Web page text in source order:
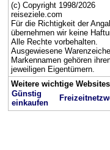
(c) Copyright 1998/2026
reiseziele.com
Für die Richtigkeit der
übernehmen wir keine
Alle Rechte vorbehalten.
Ausgewiesene
Markennamen gehören
jeweiligen Eigentümern.
Weitere wichtige
Günstig
einkaufen